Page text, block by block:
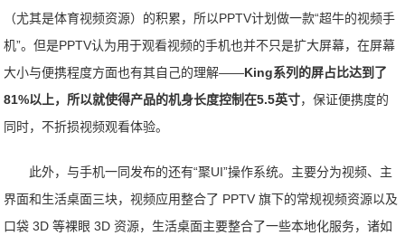
（尤其是体育视频资源）的积累，所以PPTV计划做一款“超牛的视频手
机”。但是PPTV认为用于观看视频的手机也并不只是扩大屏幕，在屏幕
大小与便携程度方面也有其自己的理解——King系列的屏占比达到了
81%以上，所以就使得产品的机身长度控制在5.5英寸，保证便携度的
同时，不折损视频观看体验。
此外，与手机一同发布的还有“聚UI”操作系统。主要分为视频、主
界面和生活桌面三块，视频应用整合了 PPTV 旗下的常规视频资源以及
口袋 3D 等裸眼 3D 资源，生活桌面主要整合了一些本地化服务，诸如